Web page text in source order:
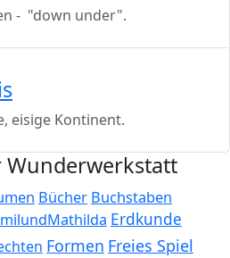
- "down under".
eisige Kontinent.
Wunderwerkstatt
Bücher Buchstaben
Erdkunde
Formen Freies Spiel